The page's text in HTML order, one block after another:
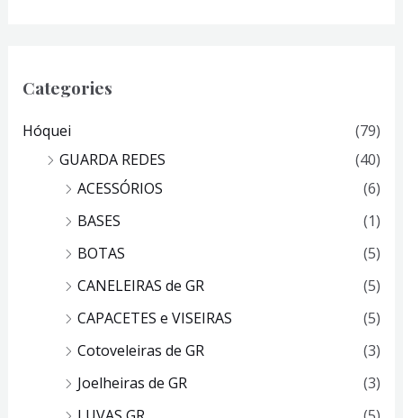
Categories
Hóquei
(79)
GUARDA REDES
(40)
ACESSÓRIOS
(6)
BASES
(1)
BOTAS
(5)
CANELEIRAS de GR
(5)
CAPACETES e VISEIRAS
(5)
Cotoveleiras de GR
(3)
Joelheiras de GR
(3)